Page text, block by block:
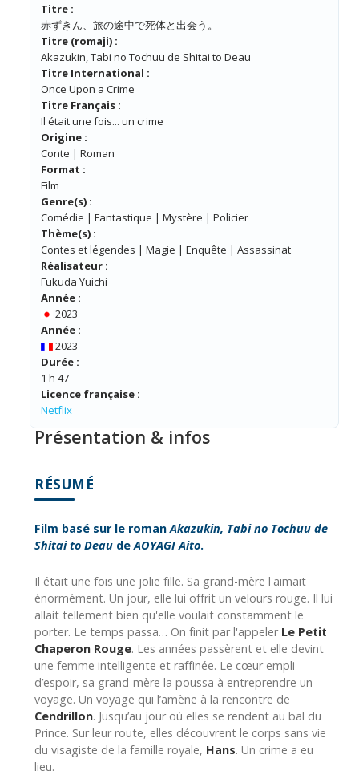
Titre :
赤ずきん、旅の途中で死体と出会う。
Titre (romaji) :
Akazukin, Tabi no Tochuu de Shitai to Deau
Titre International :
Once Upon a Crime
Titre Français :
Il était une fois... un crime
Origine :
Conte | Roman
Format :
Film
Genre(s) :
Comédie | Fantastique | Mystère | Policier
Thème(s) :
Contes et légendes | Magie | Enquête | Assassinat
Réalisateur :
Fukuda Yuichi
Année :
2023
Année :
2023
Durée :
1 h 47
Licence française :
Netflix
Présentation & infos
RÉSUMÉ
Film basé sur le romanAkazukin, Tabi no Tochuu de
Shitai to Deau deAOYAGI Aito.
Il était une fois une jolie fille. Sa grand-mère l'aimait
énormément. Un jour, elle lui offrit un velours rouge. Il lui
allait tellement bien qu'elle voulait constamment le
porter. Le temps passa… On finit par l'appeler Le Petit
Chaperon Rouge. Les années passèrent et elle devint
une femme intelligente et raffinée. Le cœur empli
d’espoir, sa grand-mère la poussa à entreprendre un
voyage. Un voyage qui l’amène à la rencontre de
Cendrillon. Jusqu’au jour où elles se rendent au bal du
Prince. Sur leur route, elles découvrent le corps sans vie
du visagiste de la famille royale, Hans. Un crime a eu
lieu.